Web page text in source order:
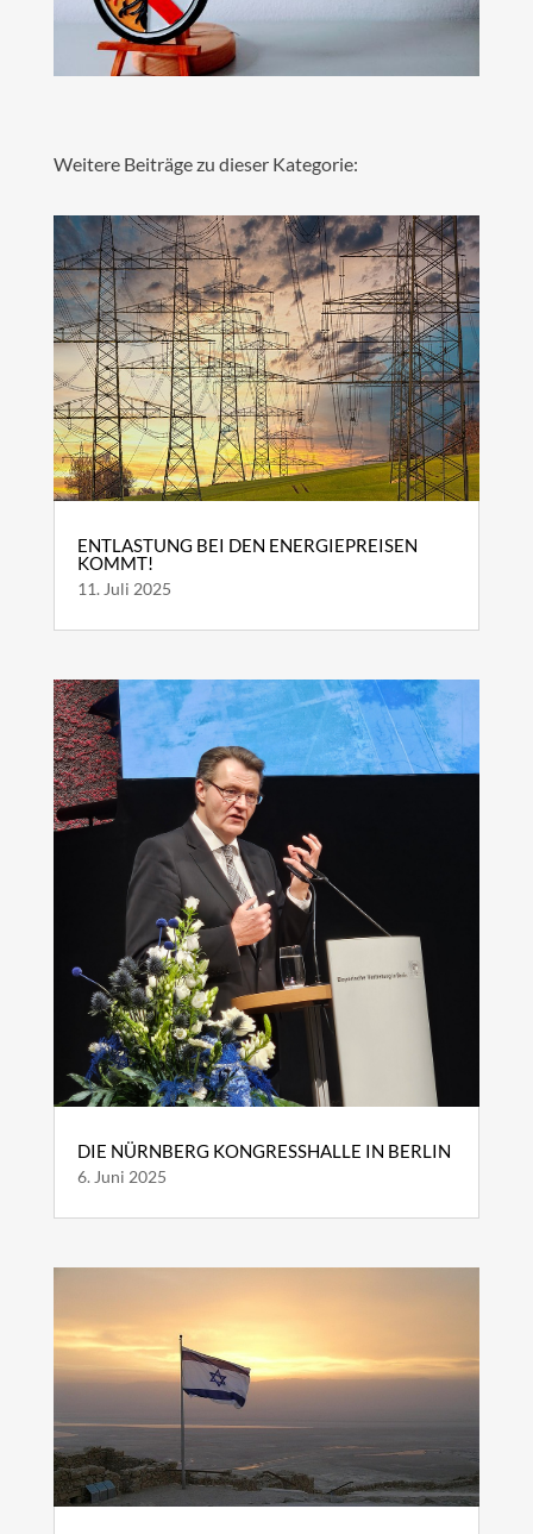
Weitere Beiträge zu dieser Kategorie:
ENTLASTUNG BEI DEN ENERGIEPREISEN
KOMMT!
11. Juli 2025
DIE NÜRNBERG KONGRESSHALLE IN BERLIN
6. Juni 2025